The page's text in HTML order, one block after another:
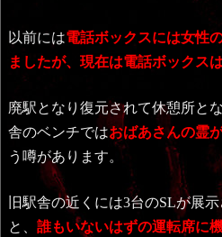
以前には電話ボックスには女性
ましたが、現在は電話ボックス
廃駅となり復元されて休憩所と
舎のベンチではおばあさんの霊
う噂があります。
旧駅舎の近くには3台のSLが展
と、 誰もいないはずの運転席に